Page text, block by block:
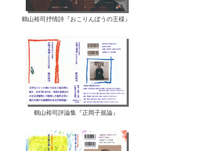
鶴山裕司抒情詩『おこりんぼうの王様』
鶴山裕司評論集『正岡子規論』